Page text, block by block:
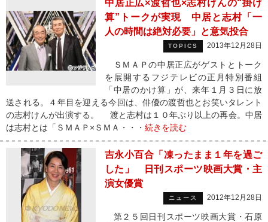
中居正広×渡哲也×志村けんの“掛け
算”トークが実現 中居と志村「一
人の時間は絶対必要」と意気投合
TOPICS 2013年12月28日
ＳＭＡＰの中居正広がゲストとトーク
を展開するフジテレビの正月特別番組
「中居のかけ算」が、来年１月３日に放
送される。４年目を迎える今回は、俳優の渡哲也とお笑いタレント
の志村けんが出演する。 渡と志村は１０年ぶり以上の再会。中居
は志村とは「ＳＭＡＰ×ＳＭＡ・・・ 続きを読む
吉永小百合「凍ったまま１年を過ご
した」 日刊スポーツ映画大賞・主
演女優賞
ニュース 2012年12月28日
第２５回日刊スポーツ映画大賞・石原